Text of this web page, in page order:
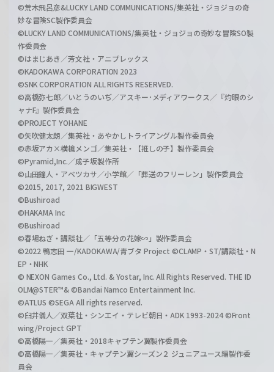
©荒木飛呂彦&LUCKY LAND COMMUNICATIONS/集英社・ジョジョの奇
妙な冒険SC製作委員会
©LUCKY LAND COMMUNICATIONS/集英社・ジョジョの奇妙な冒険SO製
作委員会
©はまじあき／芳文社・アニプレックス
©KADOKAWA CORPORATION 2023
©SNK CORPORATION ALL RIGHTS RESERVED.
©高橋弥七郎／いとうのいぢ／アスキー･メディアワークス／『灼眼のシ
ャナF』製作委員会
©PROJECT YOHANE
©矢吹健太朗／集英社・あやかしトライアングル製作委員会
©赤坂アカ×横槍メンゴ／集英社・【推しの子】製作委員会
©Pyramid,Inc.／成子坂製作所
©山田鐘人・アベツカサ／小学館／「葬送のフリーレン」製作委員会
©2015, 2017, 2021 BIGWEST
©Bushiroad
©HAKAMA Inc
©Bushiroad
©春場ねぎ・講談社／「五等分の花嫁∽」製作委員会
©2022 鴨志田 一/KADOKAWA/青ブタ Project ©CLAMP・ST/講談社・N
EP・NHK
© NEXON Games Co., Ltd. & Yostar, Inc. All Rights Reserved. THE ID
OLM@STER™& ©Bandai Namco Entertainment Inc.
©ATLUS ©SEGA All rights reserved.
©臼井儀人／双葉社・シンエイ・テレビ朝日・ADK 1993-2024 ©Front
wing/Project GPT
©高橋陽一／集英社・2018キャプテン翼製作委員会
©高橋陽一／集英社・キャプテン翼シーズン２ ジュニアユース編製作委
員会